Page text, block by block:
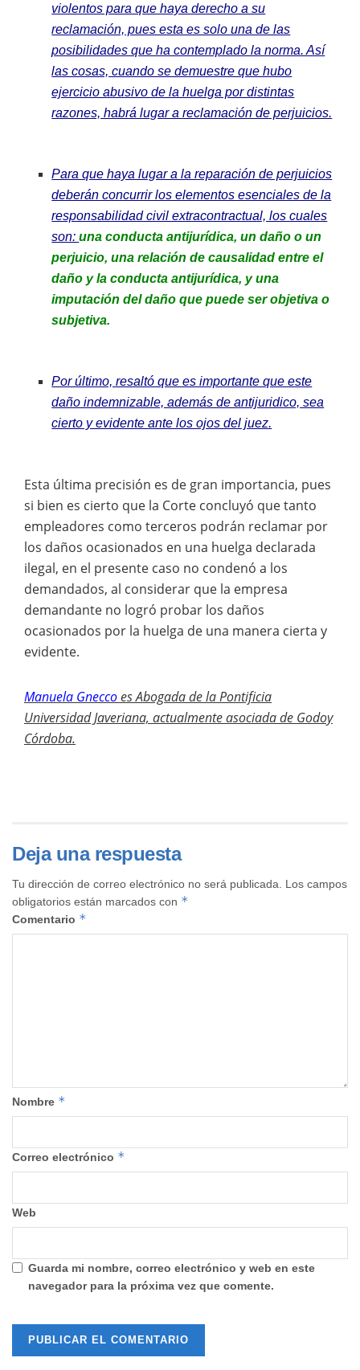
violentos para que haya derecho a su
reclamación, pues esta es solo una de las
posibilidades que ha contemplado la norma. Así
las cosas, cuando se demuestre que hubo
ejercicio abusivo de la huelga por distintas
razones, habrá lugar a reclamación de perjuicios.
Para que haya lugar a la reparación de perjuicios
deberán concurrir los elementos esenciales de la
responsabilidad civil extracontractual, los cuales
son:una conducta antijurídica, un daño o un
perjuicio, una relación de causalidad entre el
daño y la conducta antijurídica, y una
imputación del daño que puede ser objetiva o
subjetiva.
Por último, resaltó que es importante que este
daño indemnizable, además de antijuridico, sea
cierto y evidente ante los ojos del juez.
Esta última precisión es de gran importancia, pues
si bien es cierto que la Corte concluyó que tanto
empleadores como terceros podrán reclamar por
los daños ocasionados en una huelga declarada
ilegal, en el presente caso no condenó a los
demandados, al considerar que la empresa
demandante no logró probar los daños
ocasionados por la huelga de una manera cierta y
evidente.
Manuela GneccoesAbogada de la Pontificia
Universidad Javeriana, actualmente asociada de Godoy
Córdoba.
Deja una respuesta
Tu dirección de correo electrónico no será publicada.
Los campos
obligatorios están marcados con *
Comentario *
Nombre *
Correo electrónico *
Web
Guarda mi nombre, correo electrónico y web en este
navegador para la próxima vez que comente.